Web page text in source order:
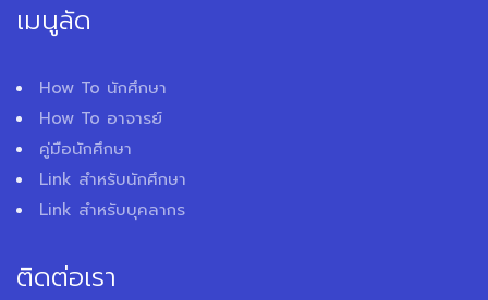
เมนูลัด
How To นักศึกษา
How To อาจารย์
คู่มือนักศึกษา
Link สำหรับนักศึกษา
Link สำหรับบุคลากร
ติดต่อเรา